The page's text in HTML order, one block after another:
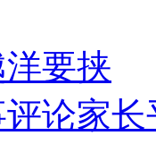
要挟
论家长